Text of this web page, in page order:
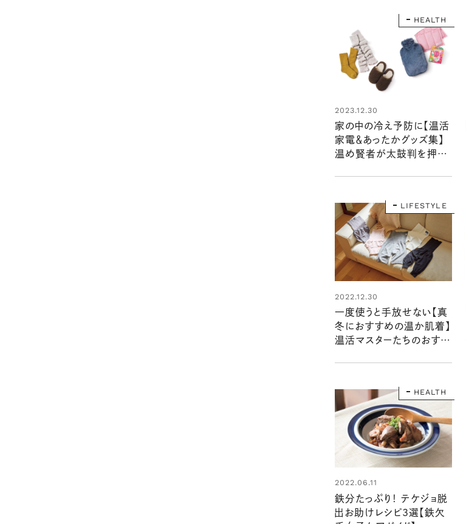
HEALTH
2023.12.30
家の中の冷え予防に【温活
家電＆あったかグッズ集】
温め賢者が太鼓判を押す
LIFESTYLE
2022.12.30
一度使うと手放せない【真
冬におすすめの温か肌着】
温活マスターたちのおすす
HEALTH
2022.06.11
鉄分たっぷり！ テケジョ脱
出お助けレシピ3選【鉄欠